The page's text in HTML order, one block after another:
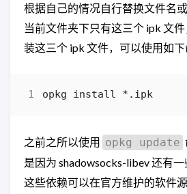
根据自己的情况自行替换文件名
当前文件夹下只有这三个 ipk 文
装这三个 ipk 文件，可以使用如下
之前之所以使用 opkg update
是因为 shadowsocks-libev 还有一
这些依赖可以在官方维护的软件